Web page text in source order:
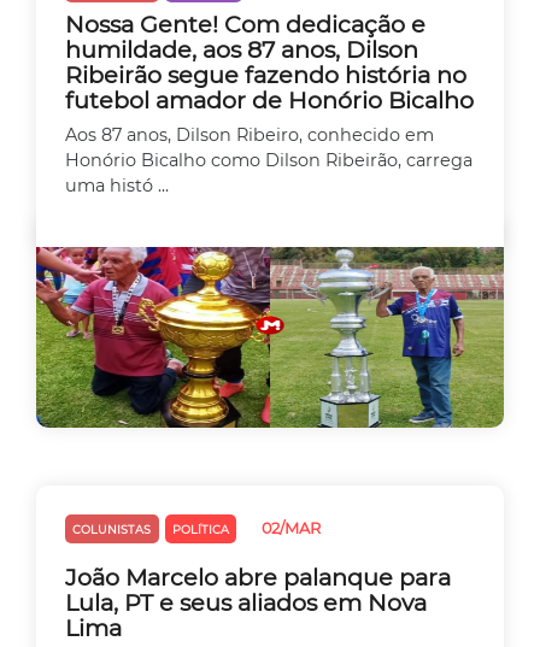
Nossa Gente! Com dedicação e
humildade, aos 87 anos, Dilson
Ribeirão segue fazendo história no
futebol amador de Honório Bicalho
Aos 87 anos, Dilson Ribeiro, conhecido em
Honório Bicalho como Dilson Ribeirão, carrega
uma histó ...
COLUNISTAS POLÍTICA 02/MAR
João Marcelo abre palanque para
Lula, PT e seus aliados em Nova
Lima